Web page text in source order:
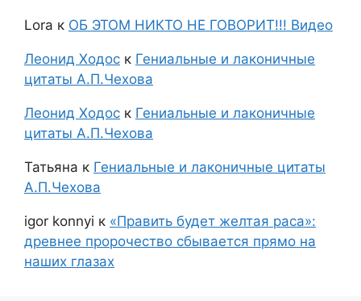
Lora к ОБ ЭТОМ НИКТО НЕ ГОВОРИТ!!! Видео
Леонид Ходос к Гениальные и лаконичные
цитаты А.П.Чехова
Леонид Ходос к Гениальные и лаконичные
цитаты А.П.Чехова
Татьяна к Гениальные и лаконичные цитаты
А.П.Чехова
igor konnyi к «Править будет желтая раса»:
древнее пророчество сбывается прямо на
наших глазах